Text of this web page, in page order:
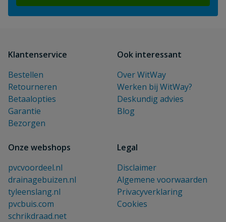
Klantenservice
Bestellen
Retourneren
Betaalopties
Garantie
Bezorgen
Ook interessant
Over WitWay
Werken bij WitWay?
Deskundig advies
Blog
Onze webshops
pvcvoordeel.nl
drainagebuizen.nl
tyleenslang.nl
pvcbuis.com
schrikdraad.net
Legal
Disclaimer
Algemene voorwaarden
Privacyverklaring
Cookies